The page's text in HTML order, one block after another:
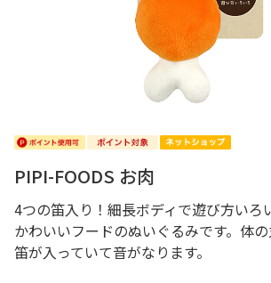
PIPI-FOODS お肉
4つの笛入り！細長ボディで遊び方いろ
かわいいフードのぬいぐるみです。体
笛が入っていて音がなります。